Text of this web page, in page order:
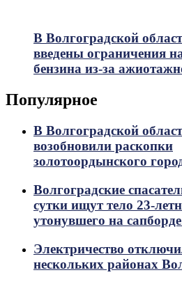
В Волгоградской
введены ограничения
бензина из-за
Популярное
В Волгоградской
возобновили раскопки
золотоордынского
Волгоградские
сутки ищут тело 23-
утонувшего на
Электричество
нескольких районах